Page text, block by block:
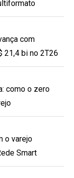
com
21,4 bi no 2T26
como o zero
o varejo
Smart